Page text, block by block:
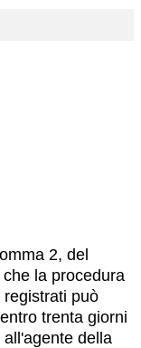
2, del
la procedura
può
trenta giorni
della